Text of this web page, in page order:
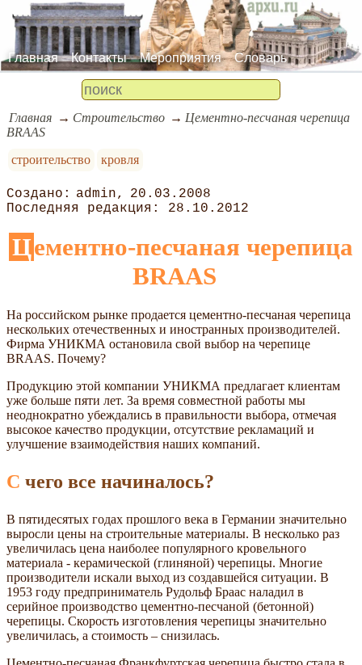
Главная Контакты Мероприятия Словарь
Главная Строительство
Цементно-песчаная черепица
BRAAS
строительство
кровля
admin
20.03.2008
28.10.2012
Цементно-песчаная черепица
BRAAS
На российском рынке продается цементно-песчаная черепица
нескольких отечественных и иностранных производителей.
Фирма УНИКМА остановила свой выбор на черепице
BRAAS. Почему?
Продукцию этой компании УНИКМА предлагает клиентам
уже больше пяти лет. За время совместной работы мы
неоднократно убеждались в правильности выбора, отмечая
высокое качество продукции, отсутствие рекламаций и
улучшение взаимодействия наших компаний.
С чего все начиналось?
В пятидесятых годах прошлого века в Германии значительно
выросли цены на строительные материалы. В несколько раз
увеличилась цена наиболее популярного кровельного
материала - керамической (глиняной) черепицы. Многие
производители искали выход из создавшейся ситуации. В
1953 году предприниматель Рудольф Браас наладил в
серийное производство цементно-песчаной (бетонной)
черепицы. Скорость изготовления черепицы значительно
увеличилась, а стоимость – снизилась.